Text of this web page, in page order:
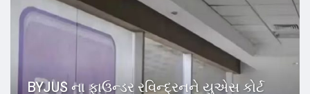
BYJUS ના ફાઉન્ડર રવિન્દ્રનને યુએસ કોર્ટ